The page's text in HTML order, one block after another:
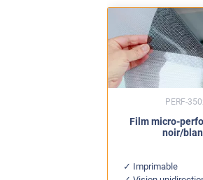
Film micro-
noir/
Imprimable
PERF-